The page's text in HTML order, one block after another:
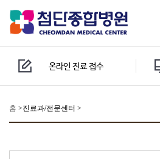
온라인 진료 접수
홈 >진료과/전문센터 >